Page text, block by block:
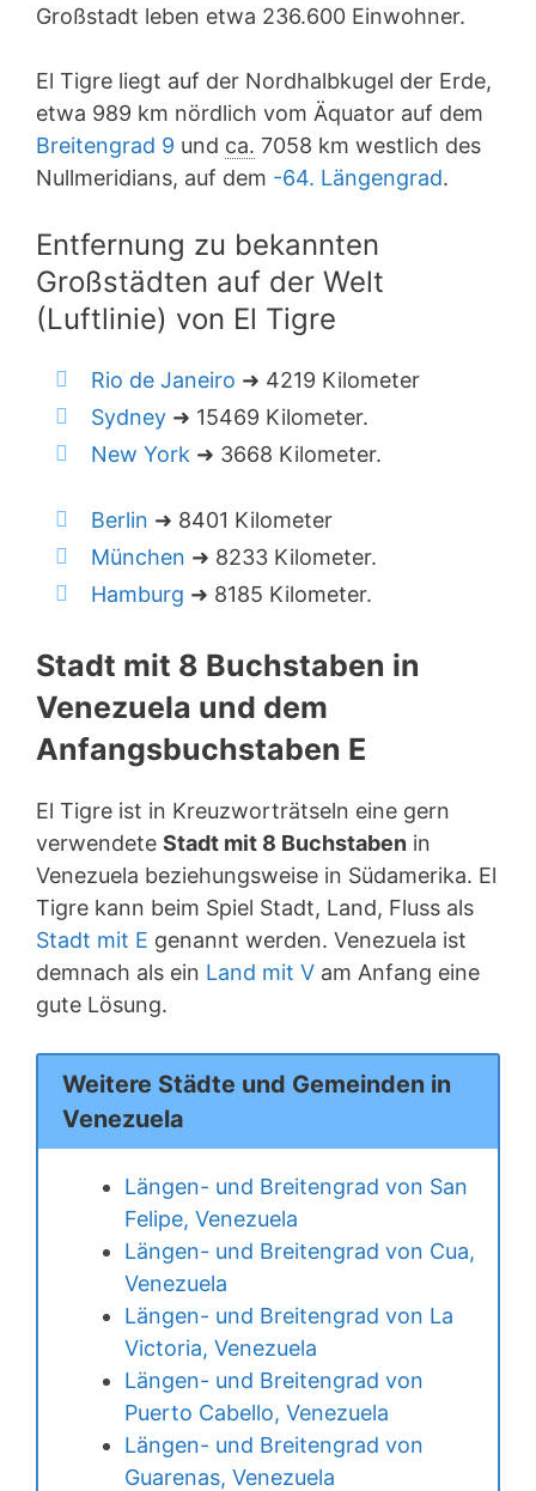
Großstadt leben etwa 236.600 Einwohner.
El Tigre liegt auf der Nordhalbkugel der Erde,
etwa 989 km nördlich vom Äquator auf dem
Breitengrad 9 und ca. 7058 km westlich des
Nullmeridians, auf dem -64. Längengrad.
Entfernung zu bekannten
Großstädten auf der Welt
(Luftlinie) von El Tigre
Rio de Janeiro ➜ 4219 Kilometer
Sydney ➜ 15469 Kilometer.
New York ➜ 3668 Kilometer.
Berlin ➜ 8401 Kilometer
München ➜ 8233 Kilometer.
Hamburg ➜ 8185 Kilometer.
Stadt mit 8 Buchstaben in
Venezuela und dem
Anfangsbuchstaben E
El Tigre ist in Kreuzworträtseln eine gern
verwendete Stadt mit 8 Buchstaben in
Venezuela beziehungsweise in Südamerika. El
Tigre kann beim Spiel Stadt, Land, Fluss als
Stadt mit E genannt werden. Venezuela ist
demnach als ein Land mit V am Anfang eine
gute Lösung.
Weitere Städte und Gemeinden in
Venezuela
Längen- und Breitengrad von San
Felipe, Venezuela
Längen- und Breitengrad von Cua,
Venezuela
Längen- und Breitengrad von La
Victoria, Venezuela
Längen- und Breitengrad von
Puerto Cabello, Venezuela
Längen- und Breitengrad von
Guarenas, Venezuela